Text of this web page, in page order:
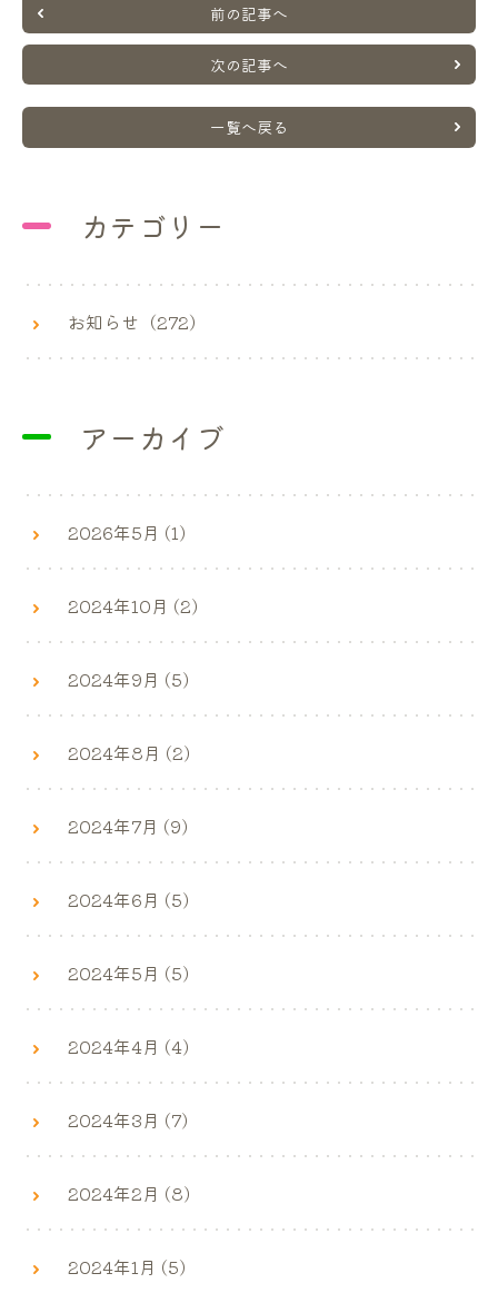
前の記事へ
次の記事へ
一覧へ戻る
カテゴリー
お知らせ（272）
アーカイブ
2026年5月 (1)
2024年10月 (2)
2024年9月 (5)
2024年8月 (2)
2024年7月 (9)
2024年6月 (5)
2024年5月 (5)
2024年4月 (4)
2024年3月 (7)
2024年2月 (8)
2024年1月 (5)